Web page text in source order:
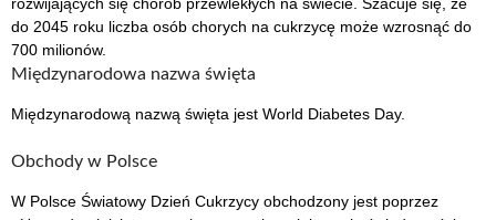
do 2045 roku liczba osób chorych na cukrzycę może wzrosnąć do
700 milionów.
Międzynarodowa nazwa święta
Międzynarodową nazwą święta jest World Diabetes Day.
Obchody w Polsce
W Polsce Światowy Dzień Cukrzycy obchodzony jest poprzez